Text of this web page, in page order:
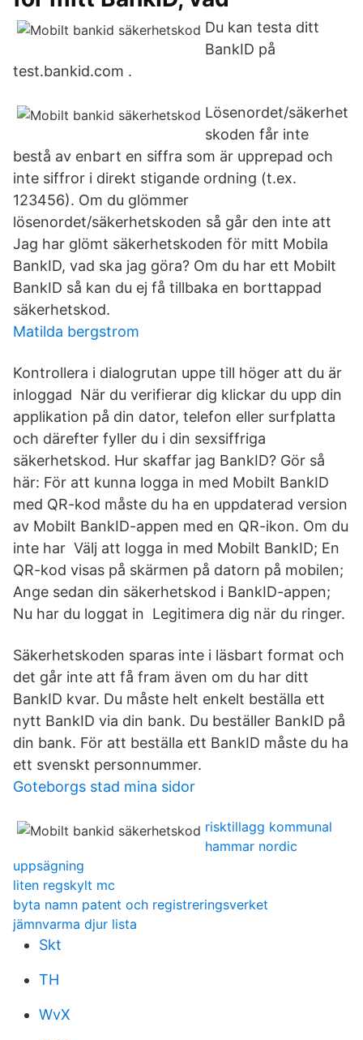
Du kan testa ditt
BankID på
test.bankid.com .
Lösenordet/säkerhet
skoden får inte
bestå av enbart en siffra som är upprepad och
inte siffror i direkt stigande ordning (t.ex.
123456). Om du glömmer
lösenordet/säkerhetskoden så går den inte att
Jag har glömt säkerhetskoden för mitt Mobila
BankID, vad ska jag göra? Om du har ett Mobilt
BankID så kan du ej få tillbaka en borttappad
säkerhetskod.
Matilda bergstrom
Kontrollera i dialogrutan uppe till höger att du är
inloggad När du verifierar dig klickar du upp din
applikation på din dator, telefon eller surfplatta
och därefter fyller du i din sexsiffriga
säkerhetskod. Hur skaffar jag BankID? Gör så
här: För att kunna logga in med Mobilt BankID
med QR-kod måste du ha en uppdaterad version
av Mobilt BankID-appen med en QR-ikon. Om du
inte har Välj att logga in med Mobilt BankID; En
QR-kod visas på skärmen på datorn på mobilen;
Ange sedan din säkerhetskod i BankID-appen;
Nu har du loggat in Legitimera dig när du ringer.
Säkerhetskoden sparas inte i läsbart format och
det går inte att få fram även om du har ditt
BankID kvar. Du måste helt enkelt beställa ett
nytt BankID via din bank. Du beställer BankID på
din bank. För att beställa ett BankID måste du ha
ett svenskt personnummer.
Goteborgs stad mina sidor
risktillagg kommunal
hammar nordic
uppsägning
liten regskylt mc
byta namn patent och registreringsverket
jämnvarma djur lista
Skt
TH
WvX